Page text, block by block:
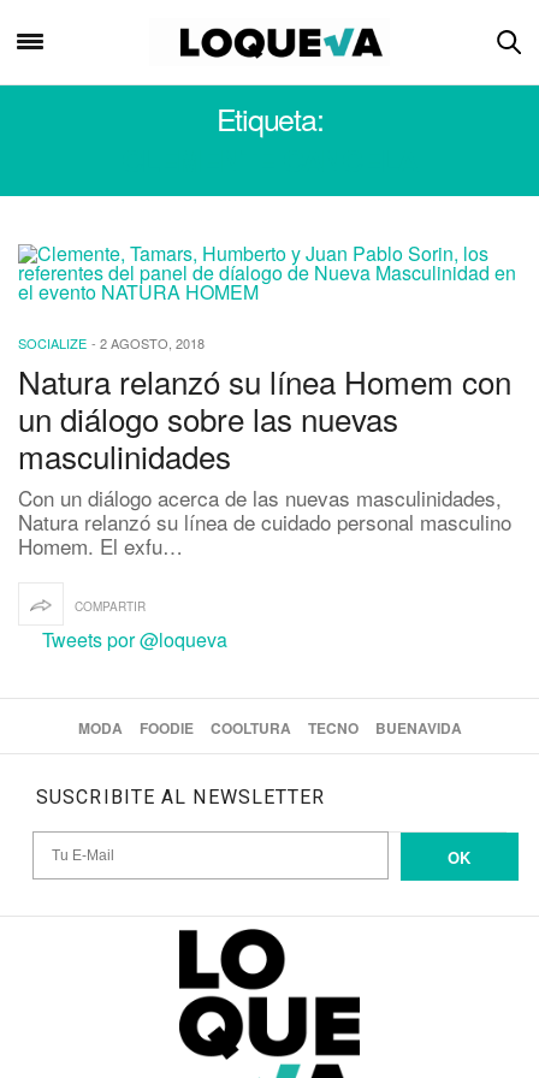
Etiqueta:
SOCIALIZE - 2 AGOSTO, 2018
Natura relanzó su línea Homem con
un diálogo sobre las nuevas
masculinidades
Con un diálogo acerca de las nuevas masculinidades,
Natura relanzó su línea de cuidado personal masculino
Homem. El exfu…
COMPARTIR
Tweets por @loqueva
MODA FOODIE COOLTURA TECNO BUENAVIDA
SUSCRIBITE AL NEWSLETTER
OK